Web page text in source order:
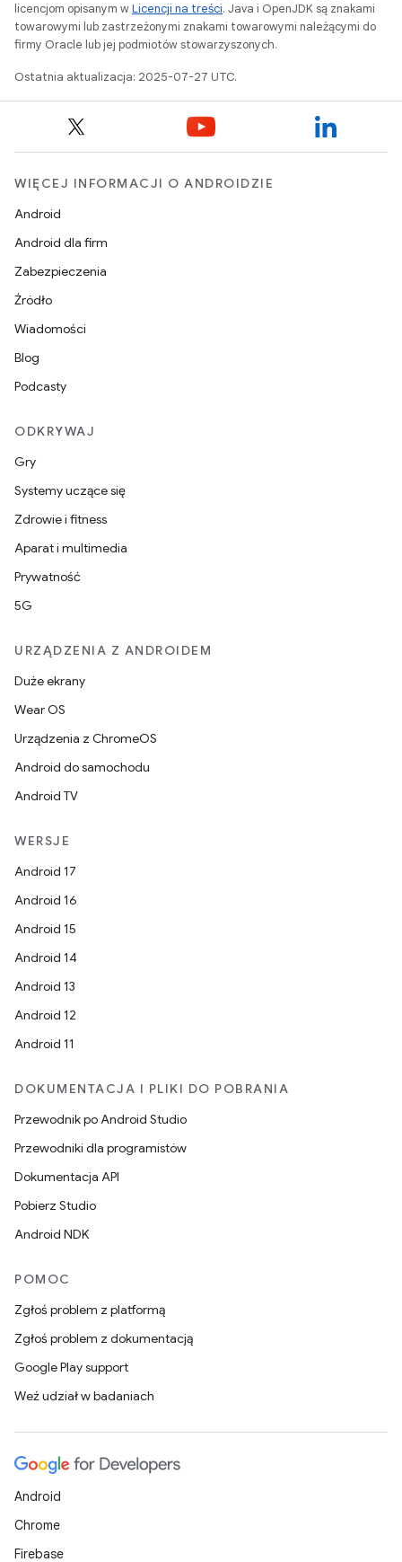
licencjom opisanym wLicencji na treści. Java i OpenJDK są znakami
towarowymi lub zastrzeżonymi znakami towarowymi należącymi do
firmy Oracle lub jej podmiotów stowarzyszonych.
Ostatnia aktualizacja: 2025-07-27 UTC.
WIĘCEJ INFORMACJI O ANDROIDZIE
Android
Android dla firm
Zabezpieczenia
Źródło
Wiadomości
Blog
Podcasty
ODKRYWAJ
Gry
Systemy uczące się
Zdrowie i fitness
Aparat i multimedia
Prywatność
5G
URZĄDZENIA Z ANDROIDEM
Duże ekrany
Wear OS
Urządzenia z ChromeOS
Android do samochodu
Android TV
WERSJE
Android 17
Android 16
Android 15
Android 14
Android 13
Android 12
Android 11
DOKUMENTACJA I PLIKI DO POBRANIA
Przewodnik po Android Studio
Przewodniki dla programistów
Dokumentacja API
Pobierz Studio
Android NDK
POMOC
Zgłoś problem z platformą
Zgłoś problem z dokumentacją
Google Play support
Weź udział w badaniach
Android
Chrome
Firebase